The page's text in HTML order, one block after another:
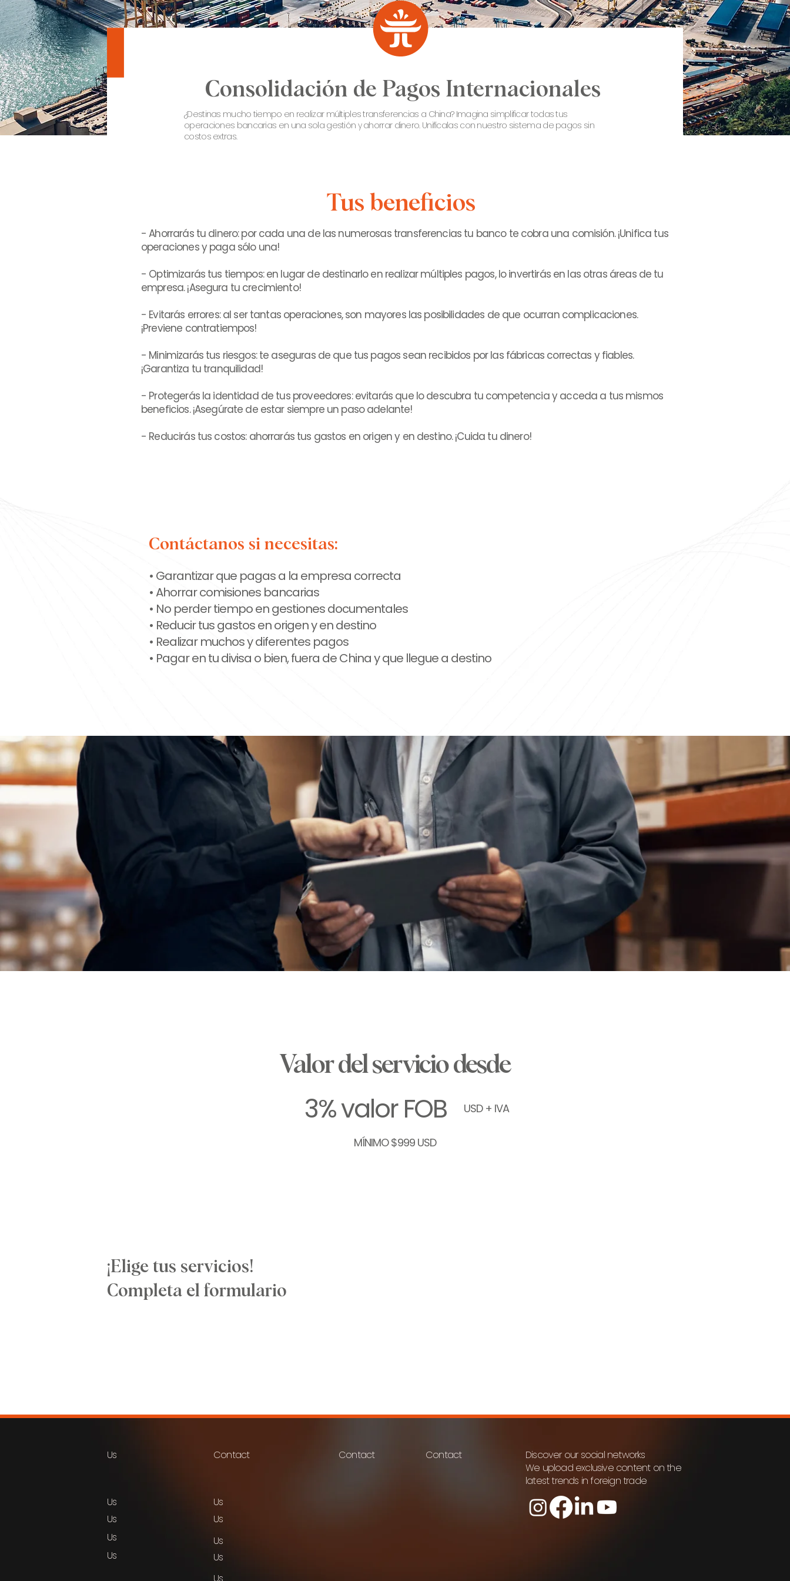
Consolidación de Pagos Internacionales
¿Destinas mucho tiempo en realizar múltiples transferencias a China? Imagina simplificar todas tus
operaciones bancarias en una sola gestión y ahorrar dinero. Unifícalas con nuestro sistema de pagos sin
costos extras.
Tus beneficios
- Ahorrarás tu dinero: por cada una de las numerosas transferencias tu banco te cobra una comisión. ¡Unifica tus
operaciones y paga sólo una!
- Optimizarás tus tiempos: en lugar de destinarlo en realizar múltiples pagos, lo invertirás en las otras áreas de tu
empresa. ¡Asegura tu crecimiento!
- Evitarás errores: al ser tantas operaciones, son mayores las posibilidades de que ocurran complicaciones.
¡Previene contratiempos!
- Minimizarás tus riesgos: te aseguras de que tus pagos sean recibidos por las fábricas correctas y fiables.
¡Garantiza tu tranquilidad!
- Protegerás la identidad de tus proveedores: evitarás que lo descubra tu competencia y acceda a tus mismos
beneficios. ¡Asegúrate de estar siempre un paso adelante!
- Reducirás tus costos: ahorrarás tus gastos en origen y en destino. ¡Cuida tu dinero!
Contáctanos si necesitas:
• Garantizar que pagas a la empresa correcta
• Ahorrar comisiones bancarias
• No perder tiempo en gestiones documentales
• Reducir tus gastos en origen y en destino
• Realizar muchos y diferentes pagos
• Pagar en tu divisa o bien, fuera de China y que llegue a destino
Valor del servicio desde
3% valor FOB USD + IVA
MÍNIMO $999 USD
¡Elige tus servicios!
Completa el formulario
Contact
Discover our social networks
We upload exclusive content on the
latest trends in foreign trade
Us
Us
Us
Us
Us Us
Us
Us
Us
Contact Contact